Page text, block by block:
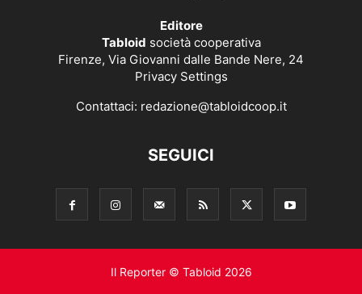
Editore
Tabloid società cooperativa
Firenze, Via Giovanni dalle Bande Nere, 24
Privacy Settings
Contattaci: redazione@tabloidcoop.it
SEGUICI
Il Reporter © Tabloid 2026